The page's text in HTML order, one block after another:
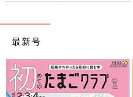
最新号